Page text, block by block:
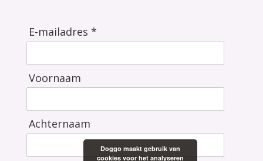
E-mailadres *
Voornaam
Achternaam
Doggo maakt gebruik van
cookies voor het analyseren